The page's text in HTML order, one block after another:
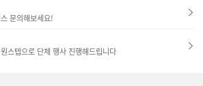
문의해보세요!
스텝으로 단체 행사 진행해드립니다